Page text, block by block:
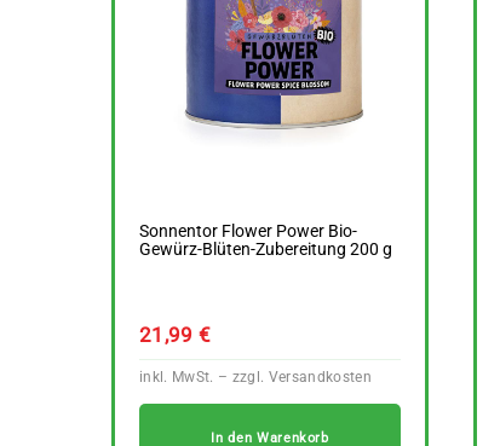
Sonnentor Flower Power Bio-
Gewürz-Blüten-Zubereitung 200 g
21,99€
In den Warenkorb